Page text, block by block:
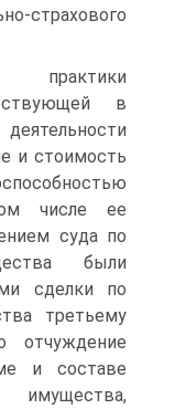
страхового
практики
в
и стоимость
числе ее
суда по
были
сделки по
третьему
и составе